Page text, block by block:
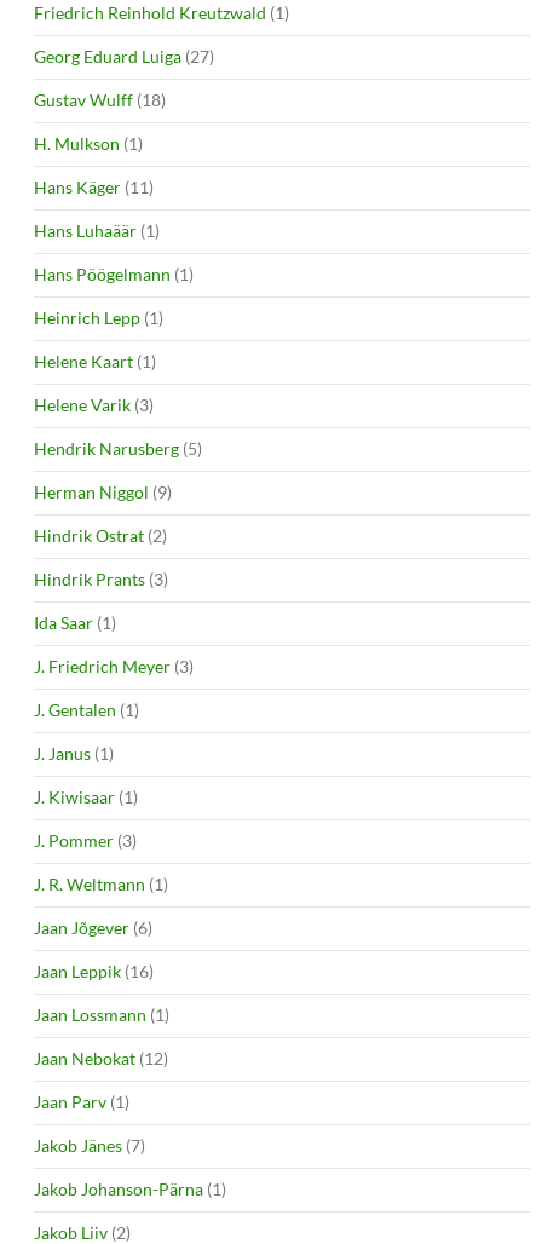
Friedrich Reinhold Kreutzwald (1)
Georg Eduard Luiga (27)
Gustav Wulff (18)
H. Mulkson (1)
Hans Käger (11)
Hans Luhaäär (1)
Hans Pöögelmann (1)
Heinrich Lepp (1)
Helene Kaart (1)
Helene Varik (3)
Hendrik Narusberg (5)
Herman Niggol (9)
Hindrik Ostrat (2)
Hindrik Prants (3)
Ida Saar (1)
J. Friedrich Meyer (3)
J. Gentalen (1)
J. Janus (1)
J. Kiwisaar (1)
J. Pommer (3)
J. R. Weltmann (1)
Jaan Jõgever (6)
Jaan Leppik (16)
Jaan Lossmann (1)
Jaan Nebokat (12)
Jaan Parv (1)
Jakob Jänes (7)
Jakob Johanson-Pärna (1)
Jakob Liiv (2)